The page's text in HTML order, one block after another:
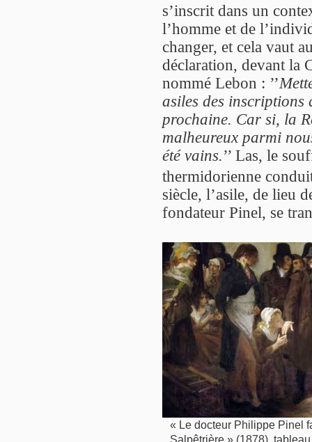
s’inscrit dans un
l’homme et de
changer, et cela vaut
déclaration, devant la
nommé Lebon : ’’
asiles des
prochaine. Car si, la
malheureux parmi
été vains.’’ Las, le
thermidorienne
siècle, l’asile, de lieu
fondateur Pinel, se
« Le docteur Philippe Pinel